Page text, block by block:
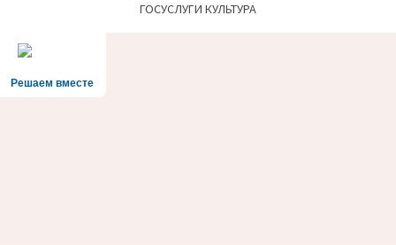
ГОСУСЛУГИ КУЛЬТУРА
Решаем вместе